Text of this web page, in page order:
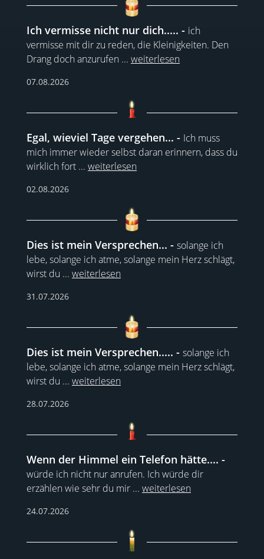
Ich vermisse nicht nur dich.....
ich
vermisse mit dir zu reden, die Kleinigkeiten. Den
Drang doch anzurufen ... weiterlesen
07.08.2026
Egal, wieviel Tage vergehen...
Ich muss
mich immer wieder selbst daran erinnern, dass du
wirklich fort ... weiterlesen
02.08.2026
Dies ist mein Versprechen...
solange ich
lebe, solange ich atme, solange mein Herz schlägt,
wirst du ... weiterlesen
31.07.2026
Dies ist mein Versprechen.....
solange ich
lebe, solange ich atme, solange mein Herz schlägt,
wirst du ... weiterlesen
28.07.2026
Wenn der Himmel ein Telefon hätte....
würde ich nicht nur anrufen. Ich würde dir
erzählen wie sehr du mir ... weiterlesen
24.07.2026